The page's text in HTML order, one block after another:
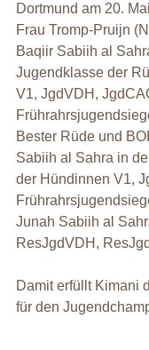
Dortmund am 20.
Frau Tromp-Pruijn
Baqiir Sabiih al
Jugendklasse der
V1, JgdVDH,
Bester Rüde und
Sabiih al Sahra in
der Hündinnen V1,
Junah Sabiih al
ResJgdVDH,
Damit erfüllt Kimani
für den